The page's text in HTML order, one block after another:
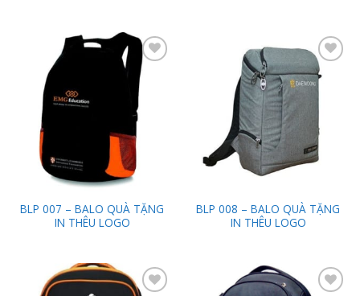
Add to
Wishlist
BLP 007 – BALO QUÀ TẶNG
IN THÊU LOGO
Add to
Wishlist
BLP 008 – BALO QUÀ TẶNG
IN THÊU LOGO